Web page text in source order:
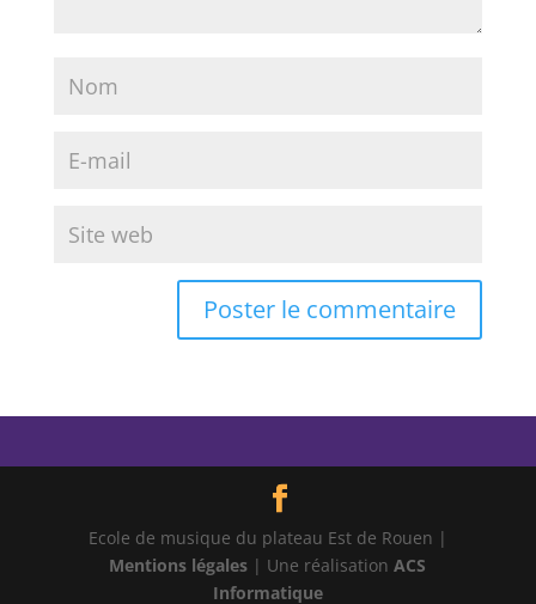
Ecole de musique du plateau Est de Rouen |
Mentions légales | Une réalisationACS
Informatique